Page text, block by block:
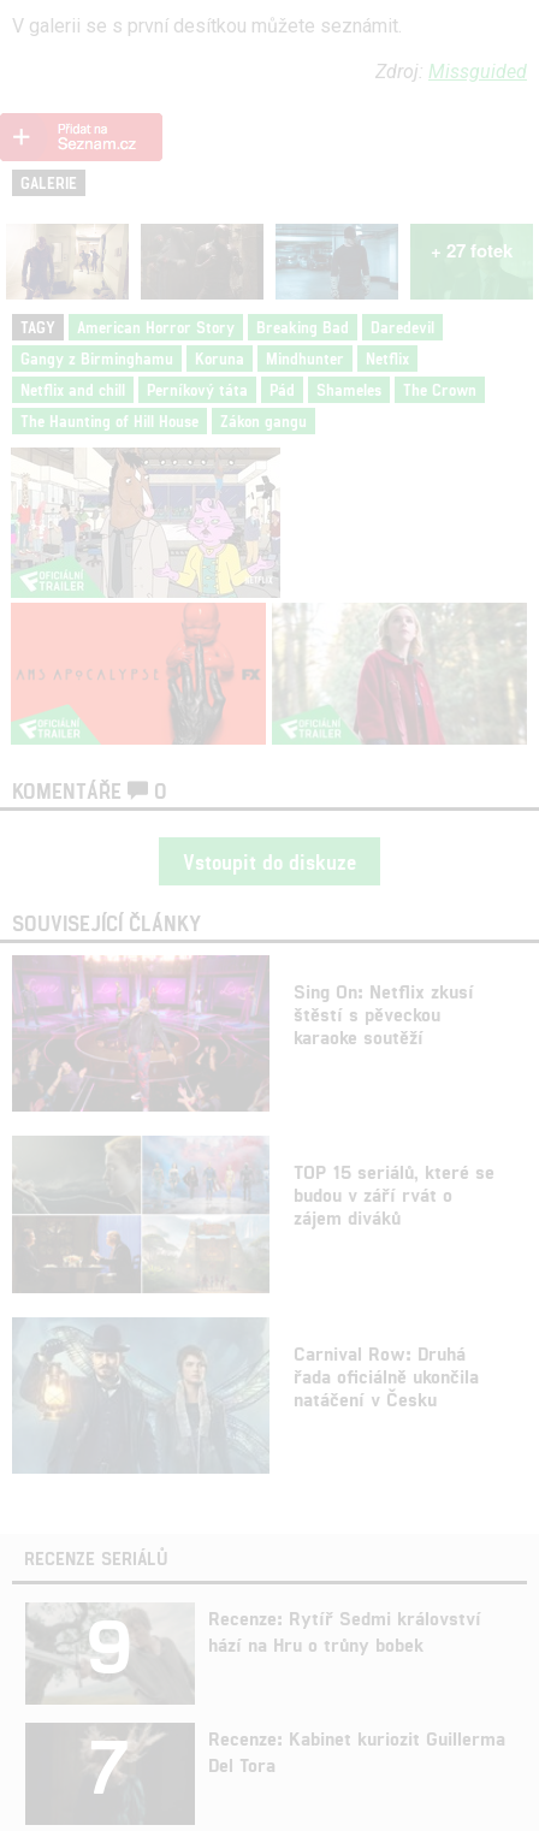
V galerii se s první desítkou můžete seznámit.
Zdroj: Missguided
GALERIE
+ 27 fotek
TAGY American Horror Story Breaking Bad
Daredevil
Gangy z Birminghamu
Koruna Mindhunter
Netflix
Netflix and chill
Perníkový táta Pád Shameles
The Crown
The Haunting of Hill House
Zákon gangu
KOMENTÁŘE 0
Vstoupit do diskuze
SOUVISEJÍCÍ ČLÁNKY
Sing On: Netflix zkusí
štěstí s pěveckou
karaoke soutěží
TOP 15 seriálů, které se
budou v září rvát o
zájem diváků
Carnival Row: Druhá
řada oficiálně ukončila
natáčení v Česku
RECENZE SERIÁLŮ
9
Recenze: Rytíř Sedmi království
hází na Hru o trůny bobek
7
Recenze: Kabinet kuriozit Guillerma
Del Tora